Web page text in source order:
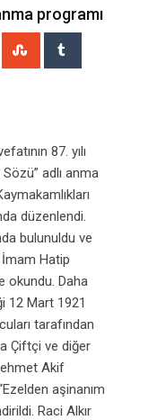
programı
WhatsappStumbleUpon
87. yılı
adlı anma
düzenlendi.
bulunuldu ve
İmam Hatip
okundu. Daha
12 Mart 1921
tarafından
Çiftçi ve diğer
Akif
aşinanım
Raci Alkır